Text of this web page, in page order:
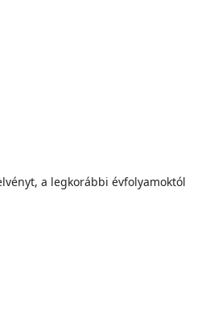
a legkorábbi évfolyamoktól